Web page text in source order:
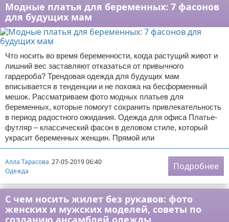
Модные платья для беременных: 7 фасонов
для будущих мам
Что носить во время беременности, когда растущий живот и
лишний вес заставляют отказаться от привычного
гардероба? Трендовая одежда для будущих мам
вписывается в тенденции и не похожа на бесформенный
мешок. Рассматриваем фото модных платьев для
беременных, которые помогут сохранить привлекательность
в период радостного ожидания. Одежда для офиса Платье-
футляр – классический фасон в деловом стиле, который
украсит беременных женщин. Прямой или
Алла Тарасова 27-05-2019 06:40
Одежда
Подробнее
С чем носить жилет без рукавов: фото
женских и мужских моделей, советы по
созданию ансамблей одежды